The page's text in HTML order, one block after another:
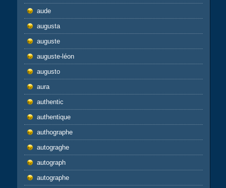
aude
augusta
auguste
auguste-léon
augusto
aura
authentic
authentique
authographe
autograghe
autograph
autographe